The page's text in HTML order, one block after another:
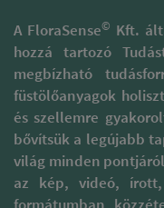
A FloraSense© Kft.
hozzá tartozó
megbízható
füstölőanyagok
és szellemre
bővítsük a legújabb
világ minden
az kép, videó,